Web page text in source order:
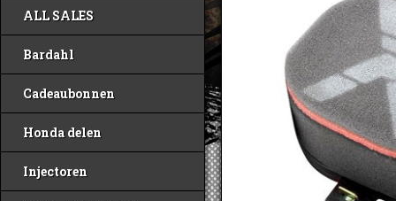
ALL SALES
Bardahl
Cadeaubonnen
Honda delen
Injectoren